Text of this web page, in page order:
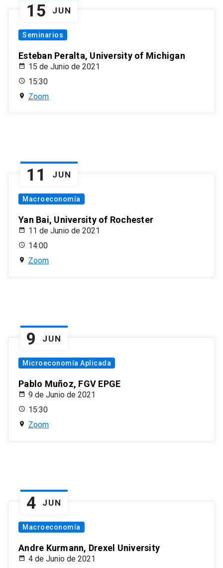
15 JUN
Seminarios
Esteban Peralta, University of Michigan
15 de Junio de 2021
15:30
Zoom
11 JUN
Macroeconomía
Yan Bai, University of Rochester
11 de Junio de 2021
14:00
Zoom
9 JUN
Microeconomía Aplicada
Pablo Muñoz, FGV EPGE
9 de Junio de 2021
15:30
Zoom
4 JUN
Macroeconomía
Andre Kurmann, Drexel University
4 de Junio de 2021